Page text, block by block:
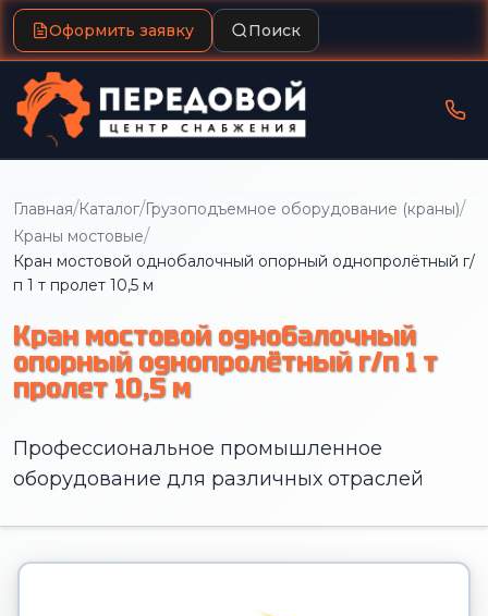
Оформить заявку Поиск
Главная/Каталог/Грузоподъемное оборудование (краны)/
Краны мостовые/
Кран мостовой однобалочный опорный однопролётный г/
п 1 т пролет 10,5 м
Кран мостовой однобалочный
опорный однопролётный г/п 1 т
пролет 10,5 м
Профессиональное промышленное
оборудование для различных отраслей